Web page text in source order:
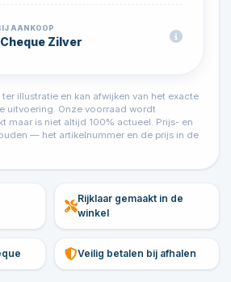
AANKOOP
Zilver
illustratie en kan afwijken van het exacte
uitvoering. Onze voorraad wordt
maar is niet altijd 100% actueel. Prijs- en
— het artikelnummer en de prijs in de
Rijklaar gemaakt in de
winkel
Veilig betalen bij afhalen